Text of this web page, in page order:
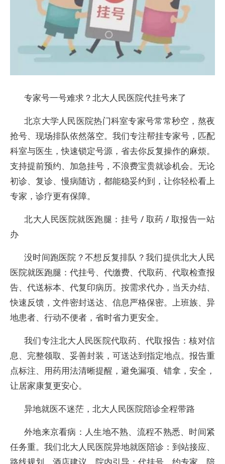
专家号一号难求？北大人民医院代挂号来了
北京大学人民医院热门科室专家号常常秒空，熬夜
抢号、现场排队依然落空。我们专注帮挂专家号，匹配
科室与医生，快速锁定号源，省去你反复操作的麻烦。
支持提前预约、加急挂号，不浪费宝贵就诊机会。无论
初诊、复诊、慢病随访，都能稳妥约到，让你轻松看上
专家，诊疗更有保障。
北大人民医院就医跑腿：挂号 / 取药 / 取报告一站
办
没时间跑医院？不想反复排队？我们提供北大人民
医院就医跑腿：代挂号、代缴费、代取药、代取检查报
告、代送标本、代复印病历。按需求代办，当天办结、
快速反馈，文件密封送达、信息严格保密。上班族、异
地患者、行动不便者，省时省力更安全。
我们专注北大人民医院代取药、代取报告：核对信
息、完整领取、妥善封装，可送达到指定地点。报告重
点标注、用药用法清晰提醒，避免漏项、错拿，安全，
让居家康复更安心。
异地就医不迷茫，北大人民医院陪诊全程带路
外地来京看病：人生地不熟、流程不熟悉、时间紧
任务重。我们北大人民医院异地就医陪诊：到站接应、